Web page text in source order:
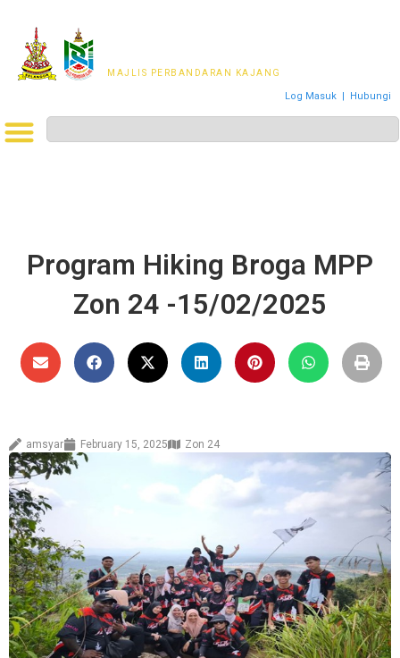
MAJLIS PERBANDARAN KAJANG
Log Masuk | Hubungi
Program Hiking Broga MPP
Zon 24 -15/02/2025
amsyar February 15, 2025 Zon 24